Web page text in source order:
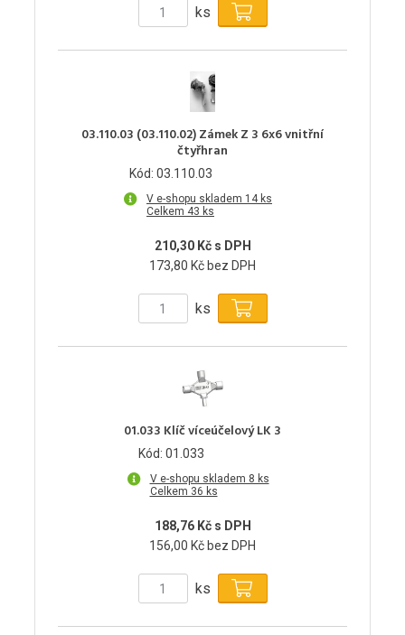
ks
03.110.03 (03.110.02) Zámek Z 3 6x6 vnitřní
čtyřhran
Kód: 03.110.03
V e-shopu skladem 14 ks
Celkem 43 ks
210,30 Kč s DPH
173,80 Kč bez DPH
ks
01.033 Klíč víceúčelový LK 3
Kód: 01.033
V e-shopu skladem 8 ks
Celkem 36 ks
188,76 Kč s DPH
156,00 Kč bez DPH
ks